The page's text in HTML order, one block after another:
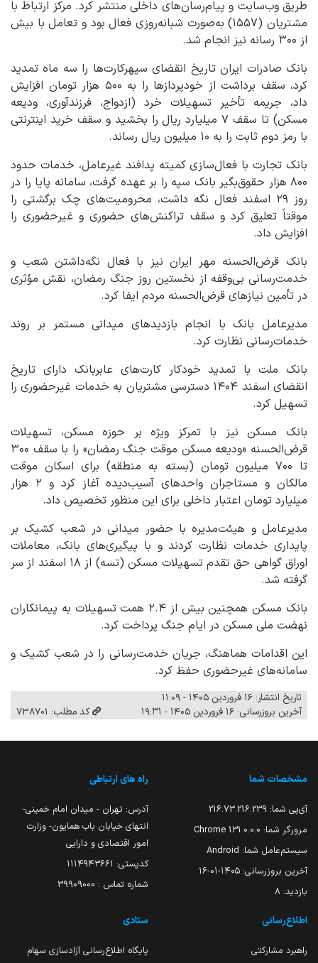
طریق وب‌سایت و پیام‌رسان‌های داخلی منتشر کرد. مرکز ارتباط با
مشتریان (۱۵۵۷) به‌صورت شبانه‌روزی فعال بود و تعامل با بیش
از ۳۰۰ رسانه نیز انجام شد.
بانک صادرات ایران تاریخ انقضای سپهرکارت‌ها را سه ماه تمدید
کرد، سقف برداشت از خودپردازها را به ۵۰۰ هزار تومان افزایش
داد، جریمه تأخیر تسهیلات خرد (ازدواج، فرزندآوری، ودیعه
مسکن) تا سقف ۷ میلیارد ریال را بخشید و سقف خرید اینترنتی
با رمز دوم ثابت را به ۱۰ میلیون ریال رساند.
بانک تجارت با فعال‌سازی کمیته پدافند غیرعامل، خدمات حدود
۸۰۰ هزار حقوق‌بگیر بانک سپه را بر عهده گرفت، سامانه پایا را در
روز ۲۹ اسفند فعال نگه داشت، محرومیت‌های چک برگشتی را
موقتاً تعلیق کرد و سقف تراکنش‌های حضوری و غیرحضوری را
افزایش داد.
بانک قرض‌الحسنه مهر ایران نیز با فعال نگه‌داشتن شعب و
خدمت‌رسانی بی‌وقفه از نخستین روز جنگ رمضان، نقش مؤثری
در تأمین نیازهای قرض‌الحسنه مردم ایفا کرد.
مدیرعامل بانک با انجام بازدیدهای میدانی مستمر بر روند
خدمات‌رسانی نظارت کرد.
بانک ملت با تمدید خودکار کارت‌های عابربانک دارای تاریخ
انقضای اسفند ۱۴۰۴ دسترسی مشتریان به خدمات غیرحضوری را
تسهیل کرد.
بانک مسکن نیز با تمرکز ویژه بر حوزه مسکن، تسهیلات
قرض‌الحسنه «ودیعه مسکن موقت جنگ رمضان» را با سقف ۳۰۰
تا ۷۰۰ میلیون تومان (بسته به منطقه) برای اسکان موقت
مالکان و مستاجران واحدهای آسیب‌دیده آغاز کرد و ۲ هزار
میلیارد تومان اعتبار داخلی برای این منظور تخصیص داد.
مدیرعامل و هیئت‌مدیره با حضور میدانی در شعب کشیک بر
پایداری خدمات نظارت کردند و با پیگیری‌های بانک، معاملات
اوراق گواهی حق تقدم تسهیلات مسکن (تسه) از ۱۸ اسفند از سر
گرفته شد.
بانک مسکن همچنین بیش از ۲.۴ همت تسهیلات به پیمانکاران
نهضت ملی مسکن در ایام جنگ پرداخت کرد.
این اقدامات هماهنگ، جریان خدمت‌رسانی را در شعب کشیک و
سامانه‌های غیرحضوری حفظ کرد.
تاریخ انتشار: ۱۶ فروردین ۱۴۰۵ - ۱۱:۰۹
آخرین بروزرسانی: ۱۶ فروردین ۱۴۰۵ - ۱۹:۳۱
کد مطلب: 738701
مشخصات شما
آی‌پی شما: 216.73.216.239
مرورگر شما: 131.0.0.0 Chrome
سیستم‌عامل شما: Android
آخرین بروزرسانی: ۱۴۰۵-۰۱-۱۶
بازدید: 8
راه های ارتباطی
آدرس: تهران - میدان امام خمینی-
انتهای خیابان باب همایون- وزارت
امور اقتصادی و دارایی
کدپستی: ۱۱۱۴۹۴۳۶۶۱
شماره تماس : 39909000
اطلاع‌رسانی
راهبرد مشارکتی
ستادی
پایگاه اطلاع‌رسانی آزادسازی سهام